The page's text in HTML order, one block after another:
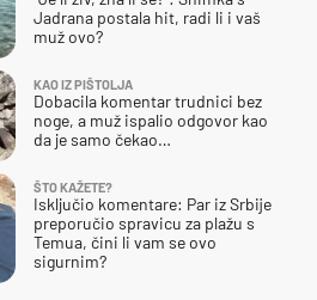
Jadrana postala hit, radi li i vaš
muž ovo?
KAO IZ PIŠTOLJA
Dobacila komentar trudnici bez
noge, a muž ispalio odgovor kao
da je samo čekao…
ŠTO KAŽETE?
Isključio komentare: Par iz Srbije
preporučio spravicu za plažu s
Temua, čini li vam se ovo
sigurnim?